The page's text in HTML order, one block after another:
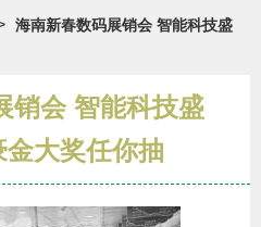
海南新春数码展销会 智能科技盛
销会 智能科技盛
大奖任你抽